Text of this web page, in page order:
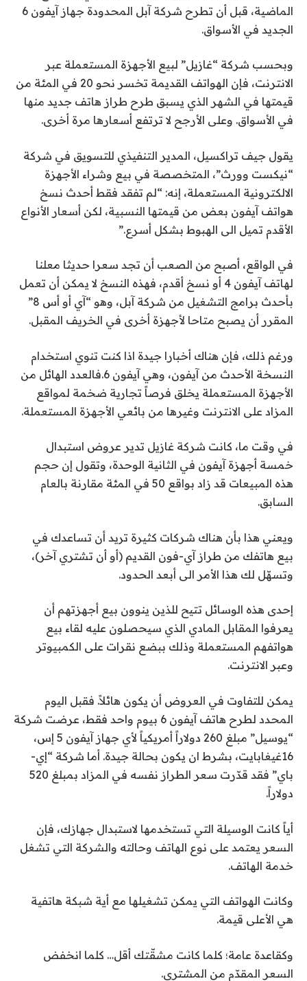
الماضية، قبل أن تطرح شركة آبل المحدودة جهاز آيفون 6
الجديد في الأسواق.
وبحسب شركة “غازيل” لبيع الأجهزة المستعملة عبر
الانترنت، فإن الهواتف القديمة تخسر نحو 20 في المئة من
قيمتها في الشهر الذي يسبق طرح طراز هاتف جديد منها
في الأسواق. وعلى الأرجح لا ترتفع أسعارها مرة أخرى.
يقول جيف تراكسيل، المدير التنفيذي للتسويق في شركة
“نيكست وورث”، المتخصصة في بيع وشراء الأجهزة
الالكترونية المستعملة، إنه: “لم تفقد فقط أحدث نسخ
هواتف آيفون بعض من قيمتها النسبية، لكن أسعار الأنواع
الأقدم تميل الى الهبوط بشكل أسرع.”
في الواقع، أصبح من الصعب أن تجد سعرا حديثا معلنا
لهاتف آيفون 4 أو نسخ أقدم، فهذه النسخ لا يمكن أن تعمل
بأحدث برامج التشغيل من شركة آبل، وهو “آي أو أس 8”
المقرر أن يصبح متاحا لأجهزة أخرى في الخريف المقبل.
ورغم ذلك، فإن هناك أخبارا جيدة اذا كنت تنوي استخدام
النسخة الأحدث من آيفون، وهي آيفون 6.فالعدد الهائل من
الأجهزة المستعملة يخلق فرصاً تجارية ضخمة لمواقع
المزاد على الانترنت وغيرها من بائعي الأجهزة المستعملة.
في وقت ما، كانت شركة غازيل تدير عروض استبدال
خمسة أجهزة آيفون في الثانية الوحدة، وتقول إن حجم
هذه المبيعات قد زاد بواقع 50 في المئة مقارنة بالعام
السابق.
ويعني هذا بأن هناك شركات كثيرة تريد أن تساعدك في
بيع هاتفك من طراز آي-فون القديم (أو أن تشتري آخر)،
وتسهّل لك هذا الأمر الى أبعد الحدود.
إحدى هذه الوسائل تتيح للذين ينوون بيع أجهزتهم أن
يعرفوا المقابل المادي الذي سيحصلون عليه لقاء بيع
هواتفهم المستعملة وذلك ببضع نقرات على الكمبيوتر
وعبر الانترنت.
يمكن للتفاوت في العروض أن يكون هائلاً. فقبل اليوم
المحدد لطرح هاتف آيفون 6 بيوم واحد فقط، عرضت شركة
“يوسيل” مبلغ 260 دولاراً أمريكياً لأي جهاز آيفون 5 إس،
16غيغابايت، بشرط ان يكون بحالة جيدة. أما شركة “إي-
باي” فقد قدّرت سعر الطراز نفسه في المزاد بمبلغ 520
دولاراً.
أياً كانت الوسيلة التي تستخدمها لاستبدال جهازك، فإن
السعر يعتمد على نوع الهاتف وحالته والشركة التي تشغل
خدمة الهاتف.
وكانت الهواتف التي يمكن تشغيلها مع أية شبكة هاتفية
هي الأعلى قيمة.
وكقاعدة عامة؛ كلما كانت مشقّتك أقل… كلما انخفض
السعر المقدّم من المشتري.